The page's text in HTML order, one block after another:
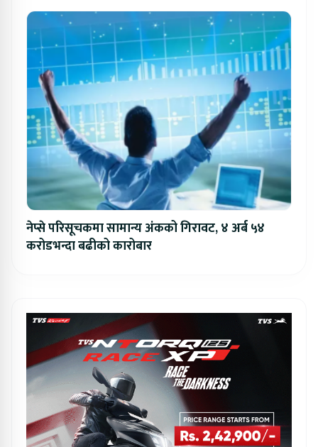
नेप्से परिसूचकमा सामान्य अंकको गिरावट, ४ अर्ब ५४
करोडभन्दा बढीको कारोबार